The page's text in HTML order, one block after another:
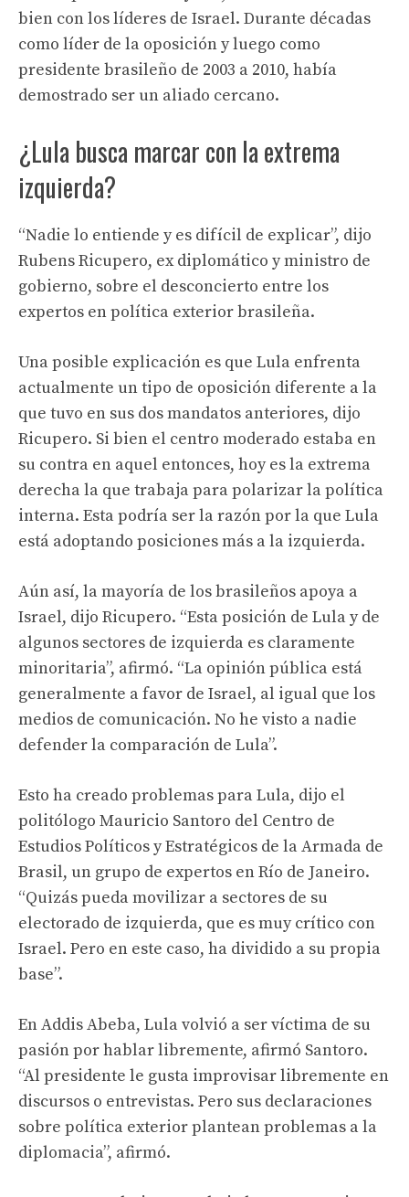
bien con los líderes de Israel. Durante décadas
como líder de la oposición y luego como
presidente brasileño de 2003 a 2010, había
demostrado ser un aliado cercano.
¿Lula busca marcar con la extrema
izquierda?
“Nadie lo entiende y es difícil de explicar”, dijo
Rubens Ricupero, ex diplomático y ministro de
gobierno, sobre el desconcierto entre los
expertos en política exterior brasileña.
Una posible explicación es que Lula enfrenta
actualmente un tipo de oposición diferente a la
que tuvo en sus dos mandatos anteriores, dijo
Ricupero. Si bien el centro moderado estaba en
su contra en aquel entonces, hoy es la extrema
derecha la que trabaja para polarizar la política
interna. Esta podría ser la razón por la que Lula
está adoptando posiciones más a la izquierda.
Aún así, la mayoría de los brasileños apoya a
Israel, dijo Ricupero. “Esta posición de Lula y de
algunos sectores de izquierda es claramente
minoritaria”, afirmó. “La opinión pública está
generalmente a favor de Israel, al igual que los
medios de comunicación. No he visto a nadie
defender la comparación de Lula”.
Esto ha creado problemas para Lula, dijo el
politólogo Mauricio Santoro del Centro de
Estudios Políticos y Estratégicos de la Armada de
Brasil, un grupo de expertos en Río de Janeiro.
“Quizás pueda movilizar a sectores de su
electorado de izquierda, que es muy crítico con
Israel. Pero en este caso, ha dividido a su propia
base”.
En Addis Abeba, Lula volvió a ser víctima de su
pasión por hablar libremente, afirmó Santoro.
“Al presidente le gusta improvisar libremente en
discursos o entrevistas. Pero sus declaraciones
sobre política exterior plantean problemas a la
diplomacia”, afirmó.